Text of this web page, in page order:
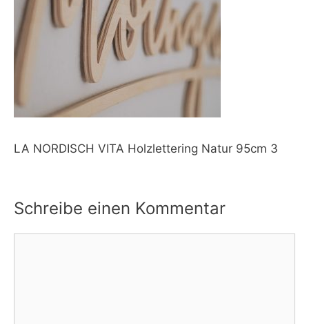
LA NORDISCH VITA Holzlettering Natur 95cm 3
Schreibe einen Kommentar